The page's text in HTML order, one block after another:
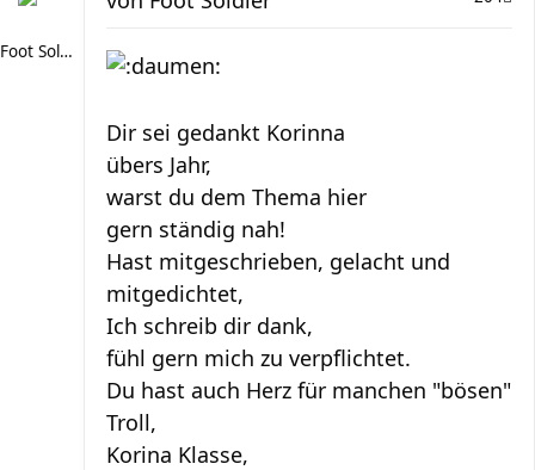
Foot Soldier
Dir sei gedankt Korinna
übers Jahr,
warst du dem Thema hier
gern ständig nah!
Hast mitgeschrieben, gelacht und
mitgedichtet,
Ich schreib dir dank,
fühl gern mich zu verpflichtet.
Du hast auch Herz für manchen "bösen"
Troll,
Korina Klasse,